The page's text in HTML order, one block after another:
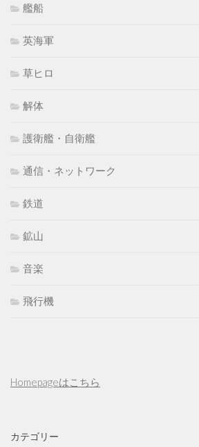
艦船
英海軍
草ヒロ
解体
護衛艦・自衛艦
通信・ネットワーク
鉄道
鉱山
音楽
飛行機
Homepageはこちら
カテゴリー